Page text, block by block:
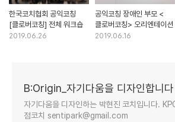
한국코치협회 공익코칭
[클로버코칭] 전체 워크숍
2019.06.26
공익코칭 장애인 부모 <
클로버코칭> 오리엔테이션
2019.06.16
B:Origin_자기다움을 디자인합니다
자기다움을 디자인하는 박현진 코치입니다.
점코치 sentipark@gmail.com